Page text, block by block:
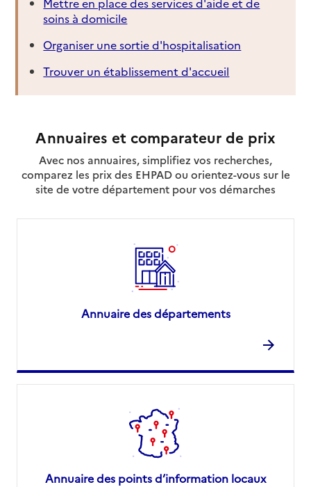
soins à domicile
Organiser une sortie d'hospitalisation
Trouver un établissement d'accueil
Annuaires et comparateur de prix
Avec nos annuaires, simplifiez vos recherches,
comparez les prix des EHPAD ou orientez-vous sur le
site de votre département pour vos démarches
Annuaire des départements
Annuaire des points d’information locaux